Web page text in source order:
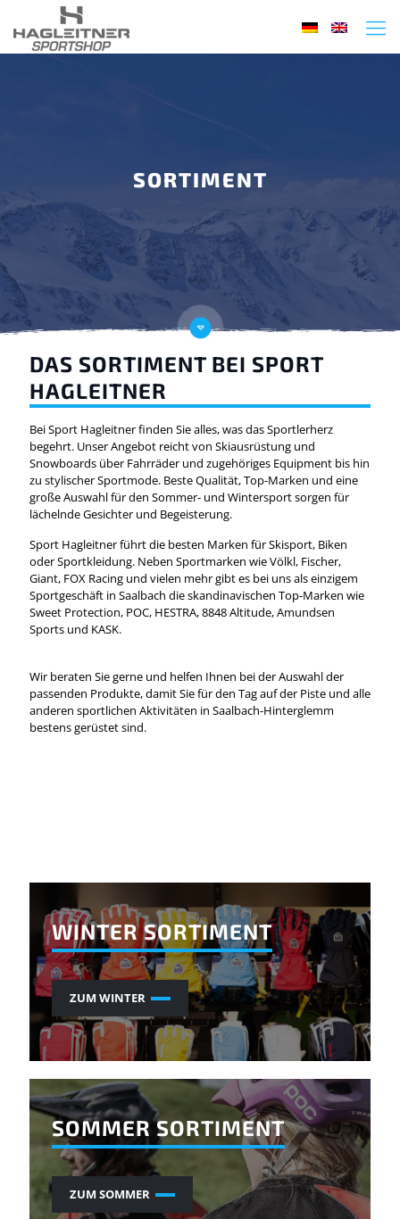
SORTIMENT
DAS SORTIMENT BEI SPORT
HAGLEITNER
Bei Sport Hagleitner finden Sie alles, was das Sportlerherz
begehrt. Unser Angebot reicht von Skiausrüstung und
Snowboards über Fahrräder und zugehöriges Equipment bis hin
zu stylischer Sportmode. Beste Qualität, Top-Marken und eine
große Auswahl für den Sommer- und Wintersport sorgen für
lächelnde Gesichter und Begeisterung.
Sport Hagleitner führt die besten Marken für Skisport, Biken
oder Sportkleidung. Neben Sportmarken wie Völkl, Fischer,
Giant, FOX Racing und vielen mehr gibt es bei uns als einzigem
Sportgeschäft in Saalbach die skandinavischen Top-Marken wie
Sweet Protection, POC, HESTRA, 8848 Altitude, Amundsen
Sports und KASK.
Wir beraten Sie gerne und helfen Ihnen bei der Auswahl der
passenden Produkte, damit Sie für den Tag auf der Piste und alle
anderen sportlichen Aktivitäten in Saalbach-Hinterglemm
bestens gerüstet sind.
WINTER SORTIMENT
ZUM WINTER
SOMMER SORTIMENT
ZUM SOMMER